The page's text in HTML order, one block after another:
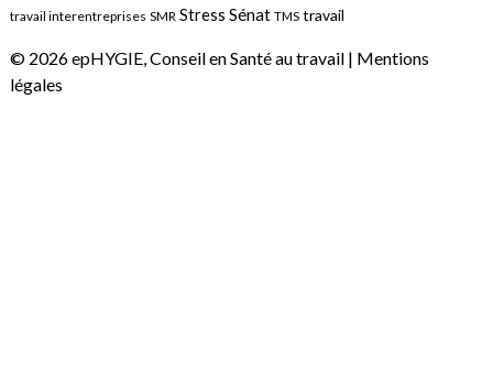
travail interentreprises SMR Stress Sénat TMS travail
© 2026 epHYGIE, Conseil en Santé au travail | Mentions
légales